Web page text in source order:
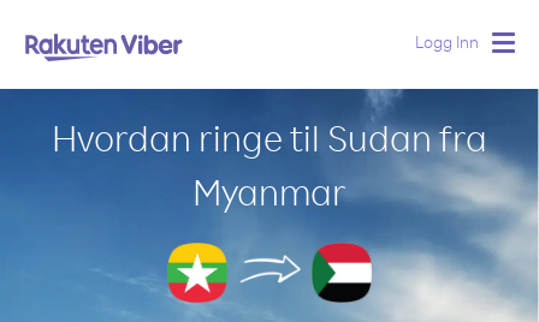
Logg Inn
Hvordan ringe til Sudan fra
Myanmar